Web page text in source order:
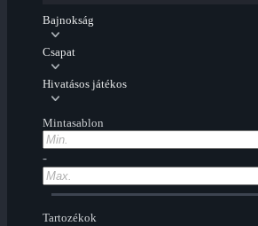
Bajnokság
Csapat
Hivatásos játékos
Mintasablon
-
Tartozékok